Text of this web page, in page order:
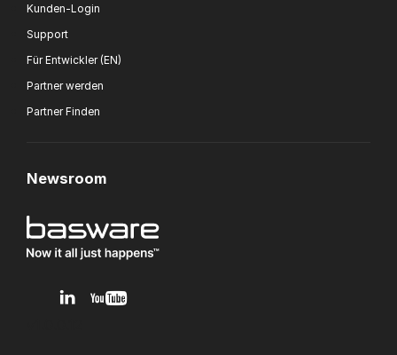
Kunden-Login
Support
Für Entwickler (EN)
Partner werden
Partner Finden
Newsroom